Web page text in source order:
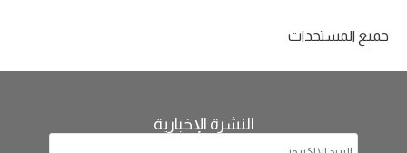
جميع المستجدات
النشرة الإخبارية